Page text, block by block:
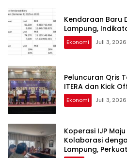
Kendaraan Baru
Lampung,
Ekonomi Juli 3, 2026
Peluncuran Qris
ITERA dan Kick
Ekonomi Juli 3, 2026
Koperasi IJP
Kolaborasi
Lampung,